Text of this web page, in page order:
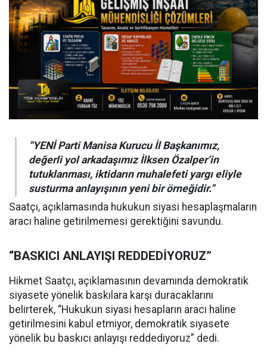
“YENİ Parti Manisa Kurucu İl Başkanımız,
değerli yol arkadaşımız İlksen Özalper’in
tutuklanması, iktidarın muhalefeti yargı eliyle
susturma anlayışının yeni bir örneğidir.”
Saatçı, açıklamasında hukukun siyasi hesaplaşmaların
aracı haline getirilmemesi gerektiğini savundu.
“BASKICI ANLAYIŞI REDDEDİYORUZ”
Hikmet Saatçı, açıklamasının devamında demokratik
siyasete yönelik baskılara karşı duracaklarını
belirterek, “Hukukun siyasi hesapların aracı haline
getirilmesini kabul etmiyor, demokratik siyasete
yönelik bu baskıcı anlayışı reddediyoruz” dedi.